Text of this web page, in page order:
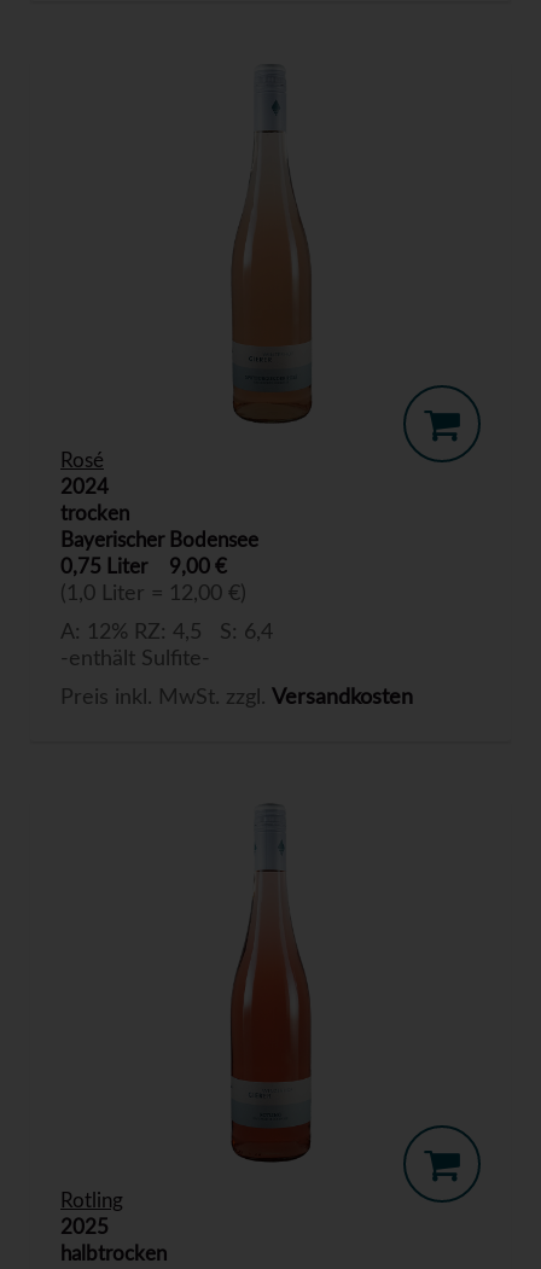
Rosé
2024
trocken
Bayerischer Bodensee
0,75 Liter
9,00 €
(1,0 Liter = 12,00 €)
A: 12% RZ: 4,5 S: 6,4
-enthält Sulfite-
Preis inkl. MwSt. zzgl. Versandkosten
Rotling
2025
halbtrocken